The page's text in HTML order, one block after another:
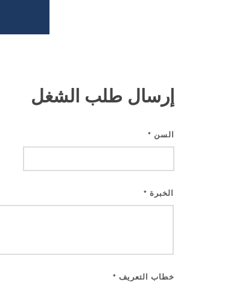
إرسال طلب الشغل
السن *
الخبرة *
خطاب التعريف *